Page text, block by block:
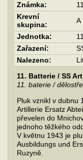
Známka:
Krevní
skupina:
A
Jednotka:
Zařazení:
Nalezeno:
11. Batterie / SS
11. baterie /
Pluk vznikl v dubnu
Artillerie Ersatz
převelen do
jednoho těžkého
V květnu 1943 je
Ausbildungs und
Ruzyně.